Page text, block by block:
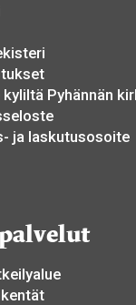
Pyhännän
ja laskutusosoite